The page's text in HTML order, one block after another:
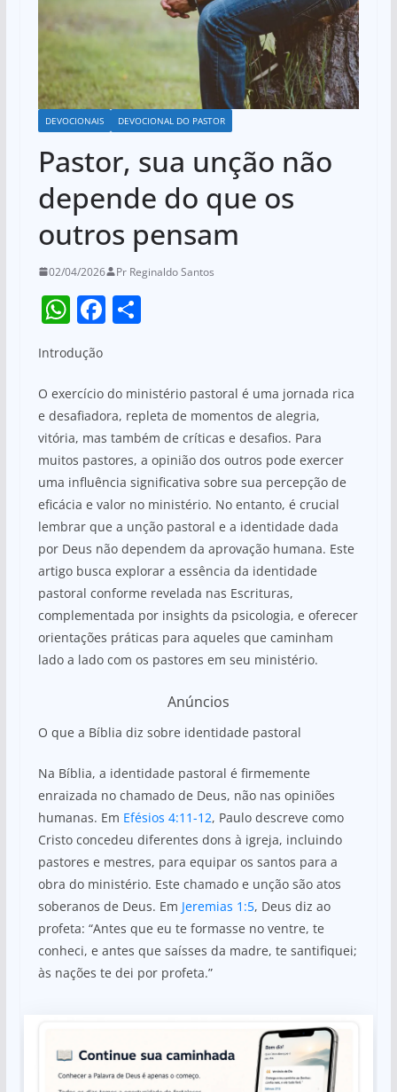
DEVOCIONAIS DEVOCIONAL DO PASTOR
Pastor, sua unção não
depende do que os
outros pensam
02/04/2026 Pr Reginaldo Santos
W
h
at
s
A
p
p
F
e
b
o
o
k
S
e
Introdução
O exercício do ministério pastoral é uma jornada rica
e desafiadora, repleta de momentos de alegria,
vitória, mas também de críticas e desafios. Para
muitos pastores, a opinião dos outros pode exercer
uma influência significativa sobre sua percepção de
eficácia e valor no ministério. No entanto, é crucial
lembrar que a unção pastoral e a identidade dada
por Deus não dependem da aprovação humana. Este
artigo busca explorar a essência da identidade
pastoral conforme revelada nas Escrituras,
complementada por insights da psicologia, e oferecer
orientações práticas para aqueles que caminham
lado a lado com os pastores em seu ministério.
Anúncios
O que a Bíblia diz sobre identidade pastoral
Na Bíblia, a identidade pastoral é firmemente
enraizada no chamado de Deus, não nas opiniões
humanas. Em Efésios 4:11-12, Paulo descreve como
Cristo concedeu diferentes dons à igreja, incluindo
pastores e mestres, para equipar os santos para a
obra do ministério. Este chamado e unção são atos
soberanos de Deus. Em Jeremias 1:5, Deus diz ao
profeta: “Antes que eu te formasse no ventre, te
conheci, e antes que saísses da madre, te santifiquei;
às nações te dei por profeta.”